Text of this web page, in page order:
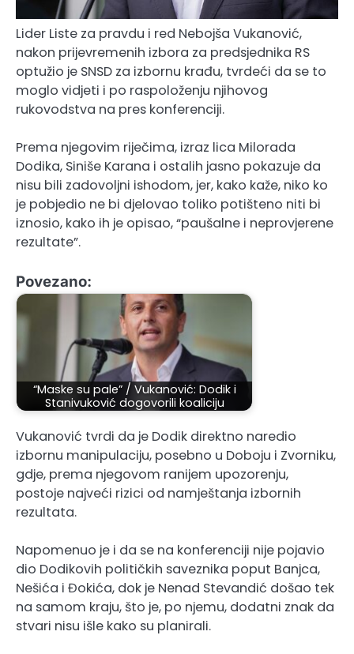
Lider Liste za pravdu i red Nebojša Vukanović,
nakon prijevremenih izbora za predsjednika RS
optužio je SNSD za izbornu krađu, tvrdeći da se to
moglo vidjeti i po raspoloženju njihovog
rukovodstva na pres konferenciji.
Prema njegovim riječima, izraz lica Milorada
Dodika, Siniše Karana i ostalih jasno pokazuje da
nisu bili zadovoljni ishodom, jer, kako kaže, niko ko
je pobjedio ne bi djelovao toliko potišteno niti bi
iznosio, kako ih je opisao, “paušalne i neprovjerene
rezultate”.
Povezano:
“Maske su pale” / Vukanović: Dodik i
Stanivuković dogovorili koaliciju
Vukanović tvrdi da je Dodik direktno naredio
izbornu manipulaciju, posebno u Doboju i Zvorniku,
gdje, prema njegovom ranijem upozorenju,
postoje najveći rizici od namještanja izbornih
rezultata.
Napomenuo je i da se na konferenciji nije pojavio
dio Dodikovih političkih saveznika poput Banjca,
Nešića i Đokića, dok je Nenad Stevandić došao tek
na samom kraju, što je, po njemu, dodatni znak da
stvari nisu išle kako su planirali.